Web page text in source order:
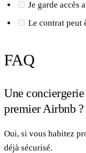
Je garde accès
Le contrat peut
FAQ
Une
premier Airbnb ?
Oui, si vous habitez
déjà sécurisé.